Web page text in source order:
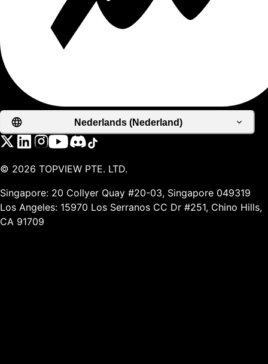
Nederlands (Nederland)
© 2026 TOPVIEW PTE. LTD.
Singapore: 20 Collyer Quay #20-03, Singapore 049319
Los Angeles: 15970 Los Serranos CC Dr #251, Chino Hills,
CA 91709